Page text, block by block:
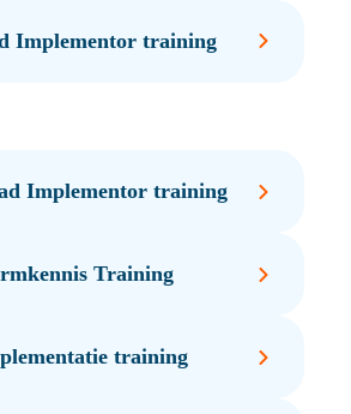
Implementor training
Implementor training
Training
training